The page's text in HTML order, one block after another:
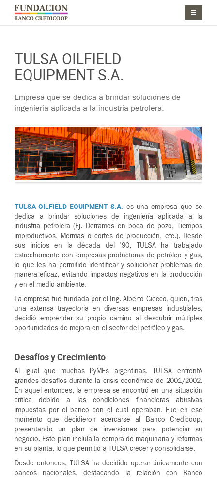
Pasar al contenido principal
Jump to main content
TULSA OILFIELD
EQUIPMENT S.A.
Empresa que se dedica a brindar soluciones de
ingeniería aplicada a la industria petrolera.
T ULSA OILFIELD EQUIPMENT S.A. es una empresa que se
dedica a brindar soluciones de ingeniería aplicada a la
industria petrolera (Ej. Derrames en boca de pozo, Tiempos
improductivos, Mermas o cortes de producción, etc.). Desde
sus inicios en la década del '90, TULSA ha trabajado
estrechamente con empresas productoras de petróleo y gas,
lo que les ha permitido identificar y solucionar problemas de
manera eficaz, evitando impactos negativos en la producción
y en el medio ambiente.
La empresa fue fundada por el Ing. Alberto Giecco, quien, tras
una extensa trayectoria en diversas empresas industriales,
decidió emprender su propio camino al descubrir múltiples
oportunidades de mejora en el sector del petróleo y gas.
Desafíos y Crecimiento
Al igual que muchas PyMEs argentinas, TULSA enfrentó
grandes desafíos durante la crisis económica de 2001/2002.
En aquel entonces, la empresa se encontró en una situación
crítica debido a las condiciones financieras abusivas
impuestas por el banco con el cual operaban. Fue en ese
momento que decidieron acercarse al Banco Credicoop,
presentando un plan de inversiones para potenciar su
negocio. Este plan incluía la compra de maquinaria y reformas
en su planta, lo que permitió a TULSA crecer y consolidarse.
Desde entonces, TULSA ha decidido operar únicamente con
bancos nacionales, destacando la relación con Banco